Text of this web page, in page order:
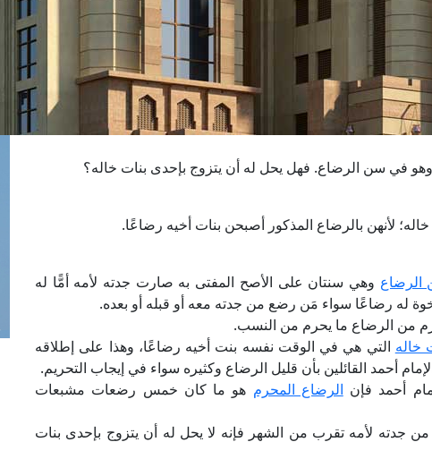
وهو في سن الرضاع. فهل يحل له أن يتزوج بإحدى بنات خاله؟
لأنهن بالرضاع المذكور أصبحن بنات أخيه رضاعًا.
وهي سنتان على الأصح المفتى به صارت جدته لأمه أمًّا له
له رضاعًا سواء مَن رضع من جدته معه أو قبله أو بعده.
من الرضاع ما يحرم من النسب.
خاله التي هي في الوقت نفسه بنت أخيه رضاعًا، وهذا على إطلاقه
أحمد القائلين بأن قليل الرضاع وكثيره سواء في إيجاب التحريم.
أحمد فإن الرضاع المحرم هو ما كان خمس رضعات مشبعات
جدته لأمه تقرب من الشهر فإنه لا يحل له أن يتزوج بإحدى بنات